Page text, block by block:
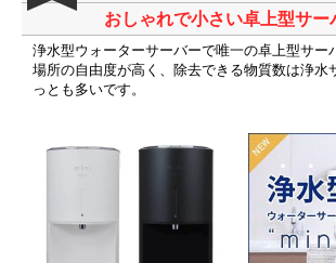
おしゃれで小さい卓上型サー
浄水型ウォーターサーバーで唯一の卓上型サー
場所の自由度が高く、除去できる物質数は浄水
っとも多いです。